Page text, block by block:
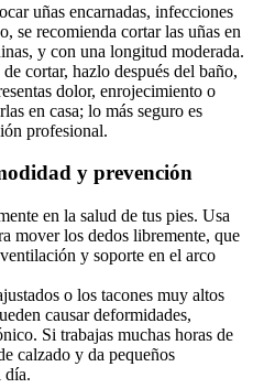
uñas encarnadas, infecciones
se recomienda cortar las uñas en
y con una longitud moderada.
cortar, hazlo después del baño,
dolor, enrojecimiento o
en casa; lo más seguro es
profesional.
y prevención
en la salud de tus pies. Usa
mover los dedos libremente, que
y soporte en el arco
o los tacones muy altos
causar deformidades,
Si trabajas muchas horas de
calzado y da pequeños
día.